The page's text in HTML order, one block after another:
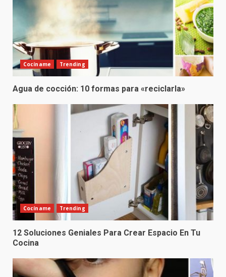
Cocíname Trending
Agua de cocción: 10 formas para «reciclarla»
Cocíname Trending
12 Soluciones Geniales Para Crear Espacio En Tu
Cocina